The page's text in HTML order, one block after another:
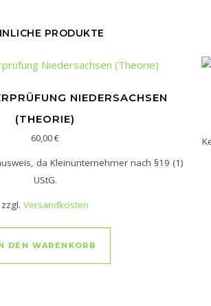
PRODUKTE
auf. Die Optionen können auf der
NIEDERSACHSEN
(THEORIE)
60,00€
da Kleinunternehmer nach §19 (1)
UStG.
zzgl.Versandkosten
DEN WARENKORB